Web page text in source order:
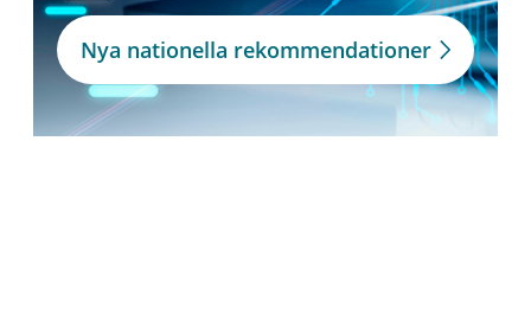
Nya nationella rekommendationer